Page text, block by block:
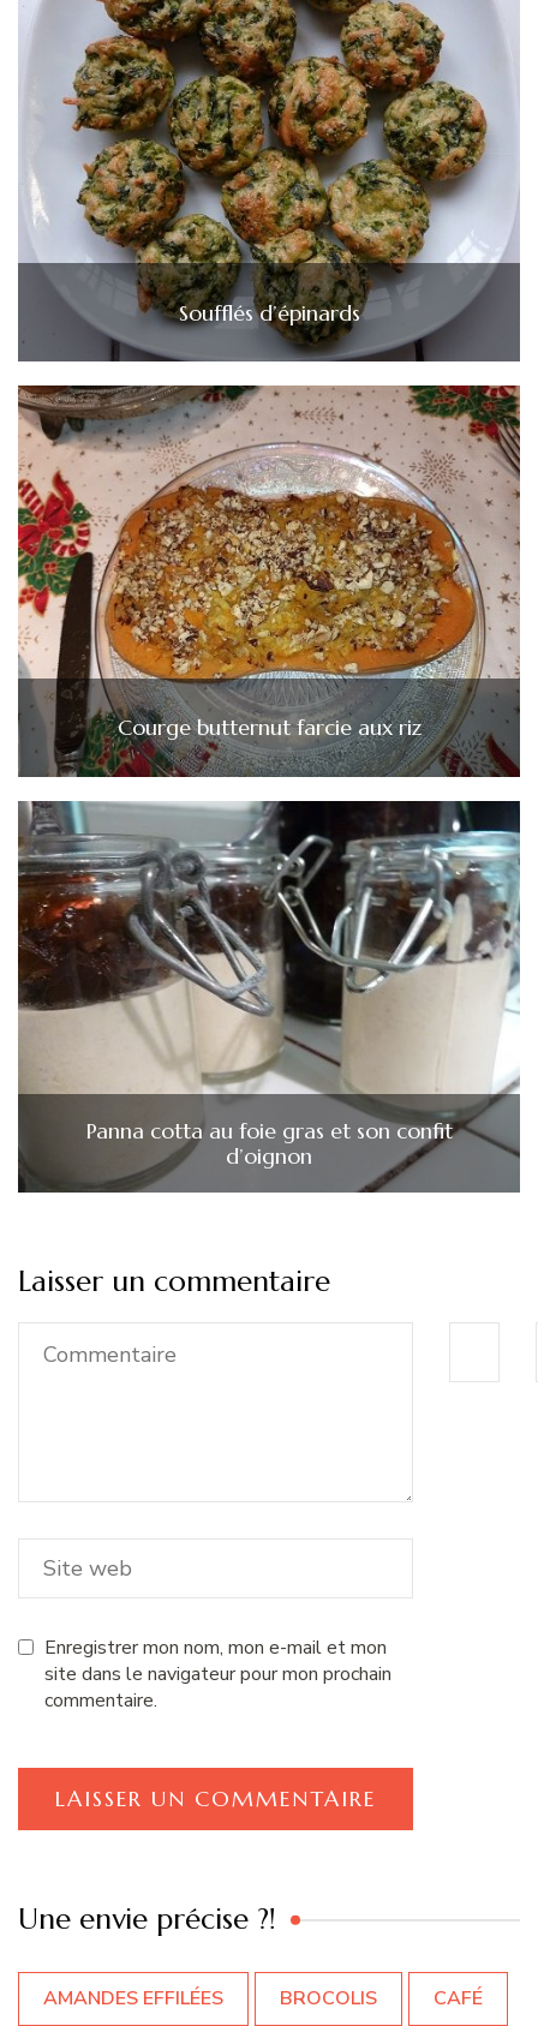
Soufflés d’épinards
Courge butternut farcie aux riz
Panna cotta au foie gras et son confit
d’oignon
Laisser un commentaire
Enregistrer mon nom, mon e-mail et mon
site dans le navigateur pour mon prochain
commentaire.
Une envie précise ?!
AMANDES EFFILÉES BROCOLIS CAFÉ